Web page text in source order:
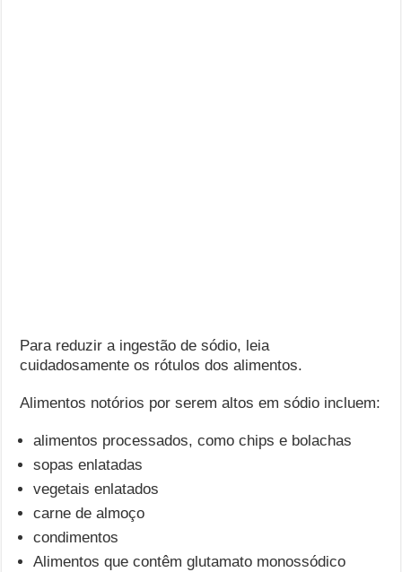
Para reduzir a ingestão de sódio, leia
cuidadosamente os rótulos dos alimentos.
Alimentos notórios por serem altos em sódio incluem:
alimentos processados, como chips e bolachas
sopas enlatadas
vegetais enlatados
carne de almoço
condimentos
Alimentos que contêm glutamato monossódico